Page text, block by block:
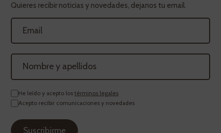
Quieres recibir noticias y novedades, dejanos tu email.
He leído y acepto los términos legales
Acepto recibir comunicaciones y novedades